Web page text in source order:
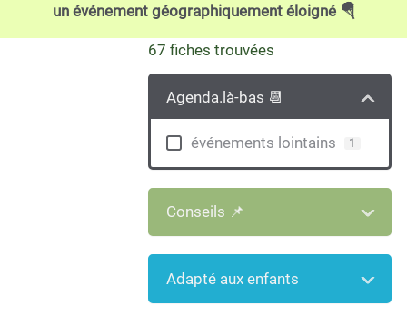
un événement géographiquement éloigné 🪂
67 fiches trouvées
Agenda.là-bas 📆
événements lointains 1
Conseils 📌
Adapté aux enfants
+
−